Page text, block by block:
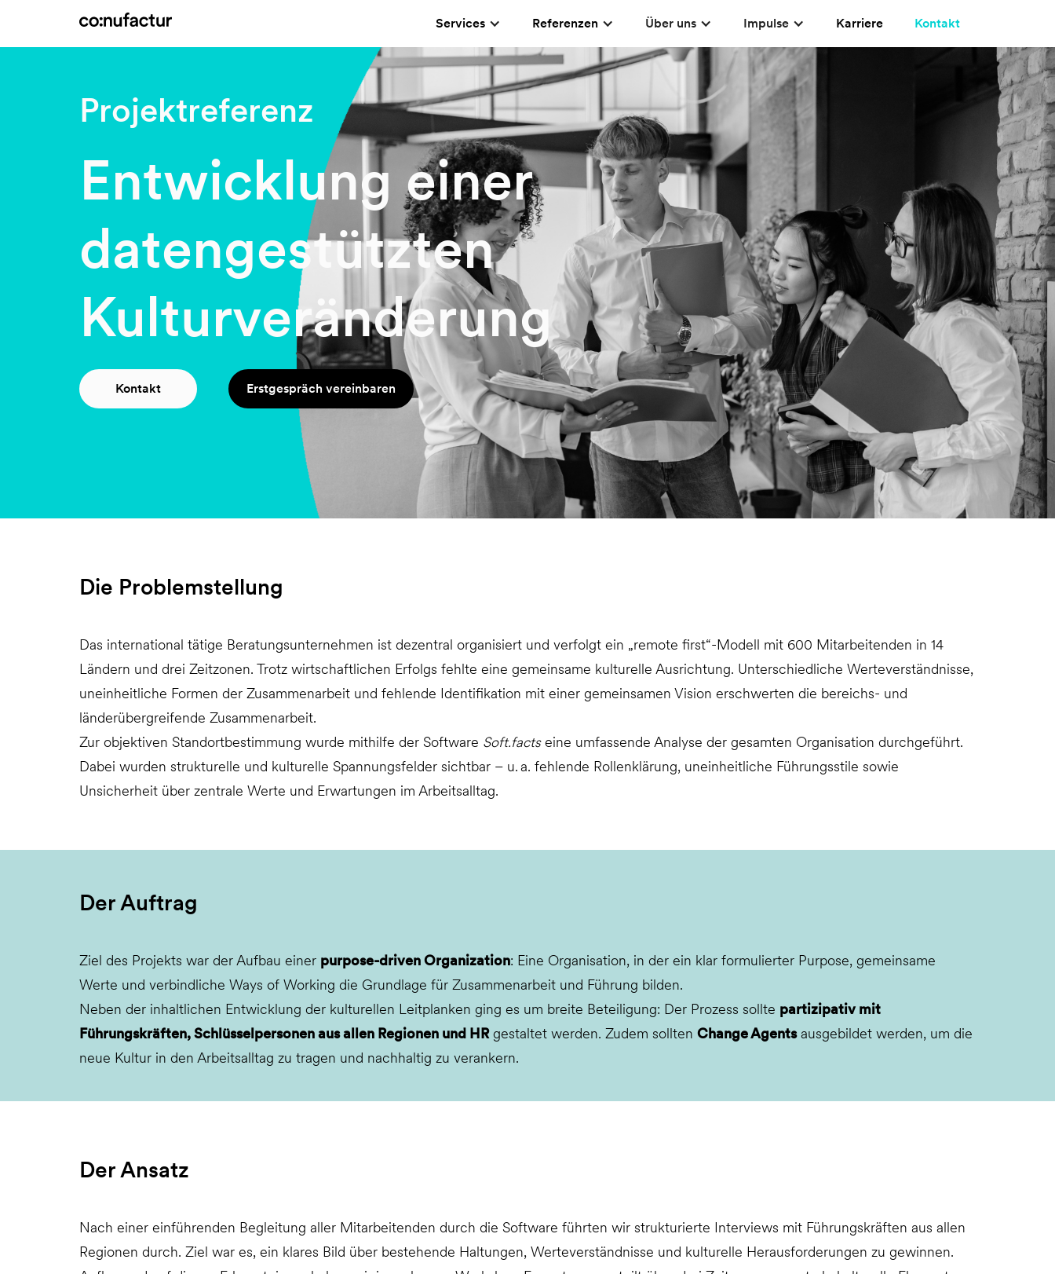
Services Referenzen Über uns Impulse Karriere Kontakt
Projektreferenz
Entwicklung einer
datengestützten
Kulturveränderung
Kontakt Erstgespräch vereinbaren
Die Problemstellung
Das international tätige Beratungsunternehmen ist dezentral organisiert und verfolgt ein „remote first“-Modell mit 600 Mitarbeitenden in 14
Ländern und drei Zeitzonen. Trotz wirtschaftlichen Erfolgs fehlte eine gemeinsame kulturelle Ausrichtung. Unterschiedliche Werteverständnisse,
uneinheitliche Formen der Zusammenarbeit und fehlende Identifikation mit einer gemeinsamen Vision erschwerten die bereichs- und
länderübergreifende Zusammenarbeit.
Zur objektiven Standortbestimmung wurde mithilfe der Software Soft.factseine umfassende Analyse der gesamten Organisation durchgeführt.
Dabei wurden strukturelle und kulturelle Spannungsfelder sichtbar – u. a. fehlende Rollenklärung, uneinheitliche Führungsstile sowie
Unsicherheit über zentrale Werte und Erwartungen im Arbeitsalltag.
Der Auftrag
Ziel des Projekts war der Aufbau einer purpose-driven Organization: Eine Organisation, in der ein klar formulierter Purpose, gemeinsame
Werte und verbindliche Ways of Working die Grundlage für Zusammenarbeit und Führung bilden.
Neben der inhaltlichen Entwicklung der kulturellen Leitplanken ging es um breite Beteiligung: Der Prozess sollte partizipativ mit
Führungskräften, Schlüsselpersonen aus allen Regionen und HRgestaltet werden. Zudem sollten Change Agentsausgebildet werden, um die
neue Kultur in den Arbeitsalltag zu tragen und nachhaltig zu verankern.
Der Ansatz
Nach einer einführenden Begleitung aller Mitarbeitenden durch die Software führten wir strukturierte Interviews mit Führungskräften aus allen
Regionen durch. Ziel war es, ein klares Bild über bestehende Haltungen, Werteverständnisse und kulturelle Herausforderungen zu gewinnen.